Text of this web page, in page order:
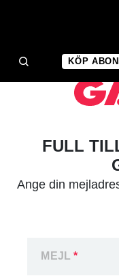
KÖP
FULL
Ange din
MEJL*